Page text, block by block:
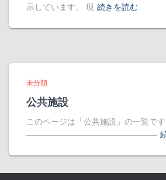
示しています。 現 続きを読む
未分類
公共施設
このページは「公共施設」の一覧です
――――――――――――――――